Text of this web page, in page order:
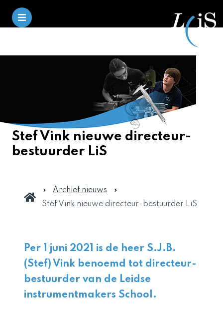
Stef Vink nieuwe directeur-
bestuurder LiS
Archief nieuws
Stef Vink nieuwe directeur-bestuurder LiS
Per 1 juni 2021 is de heer S.J.B.
(Stef) Vink benoemd tot directeur-
bestuurder van de Leidse
instrumentmakers School.